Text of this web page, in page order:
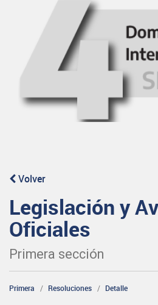
Volver
Legislación y
Oficiales
Primera sección
Primera Resoluciones Detalle